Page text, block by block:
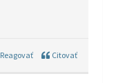
Reagovať Citovať